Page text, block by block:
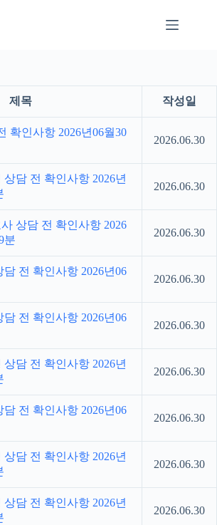
제목 작성일
확인사항 2026년06월30
2026.06.30
담 전 확인사항 2026년
2026.06.30
상담 전 확인사항 2026
분
2026.06.30
전 확인사항 2026년06
2026.06.30
전 확인사항 2026년06
2026.06.30
담 전 확인사항 2026년
2026.06.30
전 확인사항 2026년06
2026.06.30
담 전 확인사항 2026년
2026.06.30
담 전 확인사항 2026년
2026.06.30